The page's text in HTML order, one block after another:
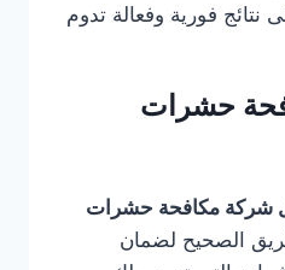
فورية وفعالة تدوم
حشرات
شركة مكافحة حشرات
الصحيح لضمان